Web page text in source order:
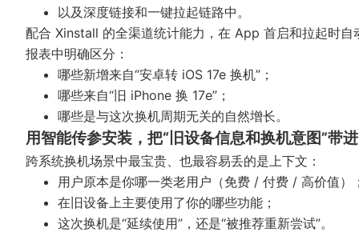
以及深度链接和一键拉起链路中。
配合 Xinstall 的全渠道统计能力，在 App 首启和拉起时
报表中明确区分：
哪些新增来自“安卓转 iOS 17e 换机”；
哪些来自“旧 iPhone 换 17e”；
哪些是与这次换机周期无关的自然增长。
用智能传参安装，把“旧设备信息和换机意图”带
跨系统换机场景中最宝贵、也最容易丢的是上下文：
用户原本是你哪一类老用户（免费 / 付费 / 高价值）
在旧设备上主要使用了你的哪些功能；
这次换机是“延续使用”，还是“被推荐重新尝试”。